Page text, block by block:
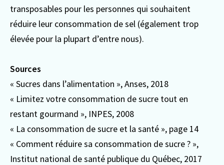
transposables pour les personnes qui souhaitent
réduire leur consommation de sel (également trop
élevée pour la plupart d’entre nous).
Sources
« Sucres dans l’alimentation », Anses, 2018
« Limitez votre consommation de sucre tout en
restant gourmand », INPES, 2008
« La consommation de sucre et la santé », page 14
« Comment réduire sa consommation de sucre ? »,
Institut national de santé publique du Québec, 2017